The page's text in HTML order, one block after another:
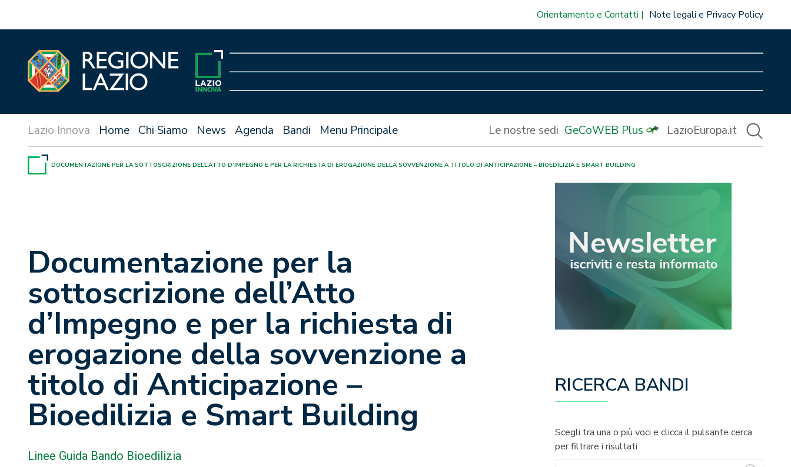
Orientamento e Contatti Note legali e Privacy Policy
Home Chi Siamo News Agenda Bandi Menu Principale Le nostre sedi GeCoWEB Plus LazioEuropa.it
DOCUMENTAZIONE PER LA SOTTOSCRIZIONE DELL’ATTO D’IMPEGNO E PER LA RICHIESTA DI EROGAZIONE DELLA SOVVENZIONE A TITOLO DI ANTICIPAZIONE – BIOEDILIZIA E SMART BUILDING
Documentazione per la
sottoscrizione dell’Atto
d’Impegno e per la richiesta di
erogazione della sovvenzione a
titolo di Anticipazione –
Bioedilizia e Smart Building
Linee Guida Bando Bioedilizia
RICERCA BANDI
Scegli tra una o più voci e clicca il pulsante cerca
per filtrare i risultati